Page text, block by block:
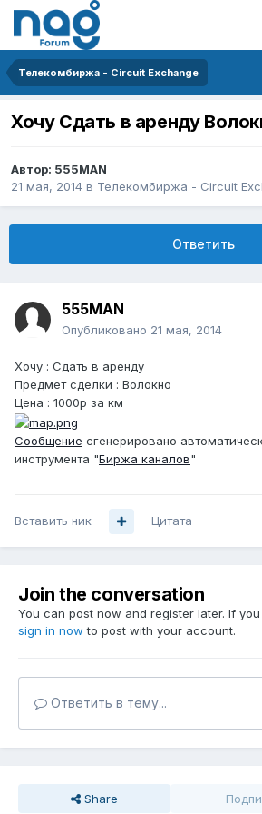
Телекомбиржа - Circuit Exchange
Хочу Сдать в аренду
Автор: 555MAN
21 мая, 2014 в Телекомбиржа - Circuit
Ответить
555MAN
Опубликовано 21 мая, 2014
Хочу : Сдать в аренду
Предмет сделки : Волокно
Цена : 1000р за км
Сообщение сгенерировано
инструмента "Биржа каналов"
Вставить ник Цитата
Join the conversation
You can post now and register later. If
sign in now to post with your account.
Ответить в тему...
Share